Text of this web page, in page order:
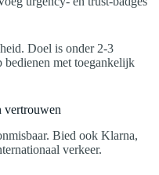
Doel is onder 2-3
bedienen met toegankelijk
vertrouwen
Bied ook Klarna,
verkeer.